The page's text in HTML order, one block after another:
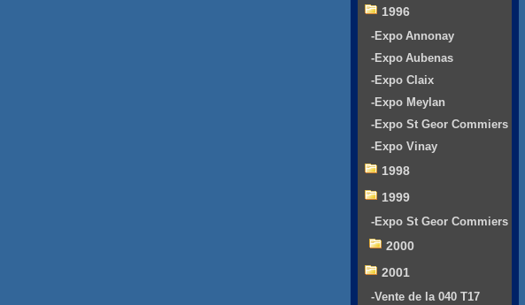
1996
-Expo Annonay
-Expo Aubenas
-Expo Claix
-Expo Meylan
-Expo St Geor Commiers
-Expo Vinay
1998
1999
-Expo St Geor Commiers
2000
2001
-Vente de la 040 T17